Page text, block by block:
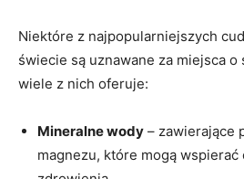
Niektóre z najpopularniejszych
świecie są uznawane za miejsca o
‌wiele z nich oferuje:
Mineralne wody – zawierające
magnezu, które ⁤mogą